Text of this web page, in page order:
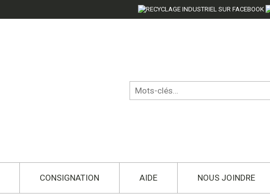
CONSIGNATION AIDE NOUS JOINDRE